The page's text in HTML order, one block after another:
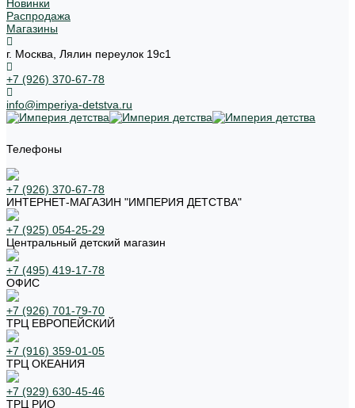
Новинки
Распродажа
Магазины
г. Москва, Лялин переулок 19с1
+7 (926) 370-67-78
info@imperiya-detstva.ru
Телефоны
+7 (926) 370-67-78
ИНТЕРНЕТ-МАГАЗИН "ИМПЕРИЯ ДЕТСТВА"
+7 (925) 054-25-29
Центральный детский магазин
+7 (495) 419-17-78
ОФИС
+7 (926) 701-79-70
ТРЦ ЕВРОПЕЙСКИЙ
+7 (916) 359-01-05
ТРЦ ОКЕАНИЯ
+7 (929) 630-45-46
ТРЦ РИО